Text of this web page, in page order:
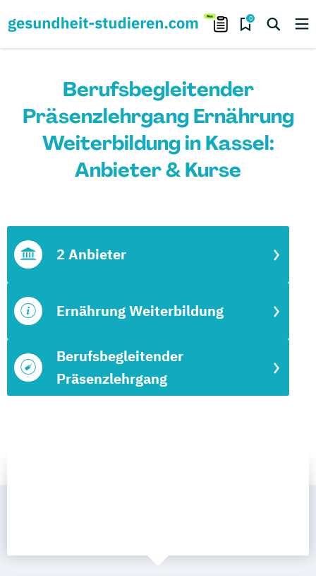
0
Berufsbegleitender
Präsenzlehrgang Ernährung
Weiterbildung in Kassel:
Anbieter & Kurse
Berufsbegleitender
Präsenzlehrgang
Ernährung Weiterbildung
2 Anbieter